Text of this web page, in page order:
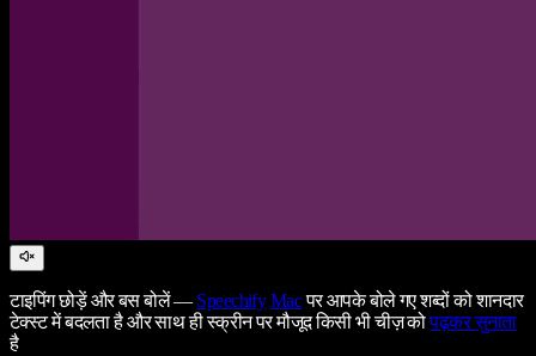
टाइपिंग छोड़ें और बस बोलें — Speechify Macपर आपके बोले गए शब्दों को शानदार
टेक्स्ट में बदलता है और साथ ही स्क्रीन पर मौजूद किसी भी चीज़ कोपढ़कर सुनाता
है